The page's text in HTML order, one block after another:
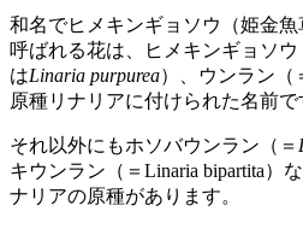
和名でヒメキンギョソウ（姫金
呼ばれる花は、ヒメキンギョソウ
はLinaria purpurea）、ウンラン（
原種リナリアに付けられた名前で
それ以外にもホソバウンラン（＝
キウンラン（＝Linaria bipartita）
ナリアの原種があります。